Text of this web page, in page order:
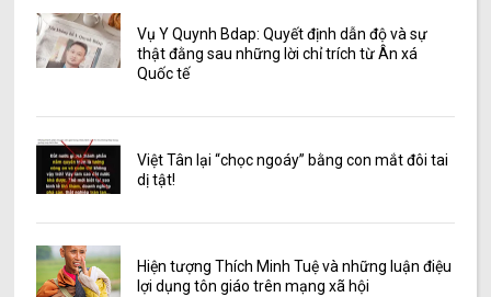
Vụ Y Quynh Bdap: Quyết định dẫn độ và sự
thật đằng sau những lời chỉ trích từ Ân xá
Quốc tế
Việt Tân lại “chọc ngoáy” bằng con mắt đôi tai
dị tật!
Hiện tượng Thích Minh Tuệ và những luận điệu
lợi dụng tôn giáo trên mạng xã hội